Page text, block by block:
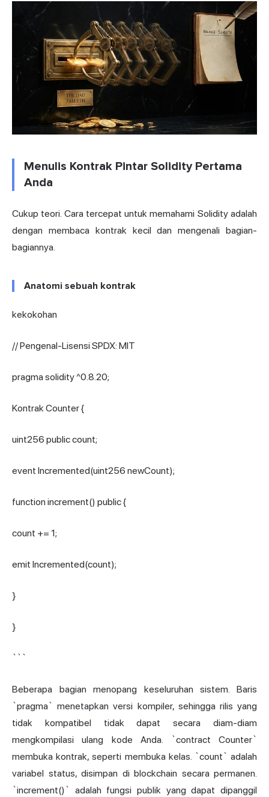
Menulis Kontrak Pintar Solidity Pertama
Anda
Cukup teori. Cara tercepat untuk memahami Solidity adalah
dengan membaca kontrak kecil dan mengenali bagian-
bagiannya.
Anatomi sebuah kontrak
kekokohan
// Pengenal-Lisensi SPDX: MIT
pragma solidity ^0.8.20;
Kontrak Counter {
uint256 public count;
event Incremented(uint256 newCount);
function increment() public {
count += 1;
emit Incremented(count);
}
}
```
Beberapa bagian menopang keseluruhan sistem. Baris
`pragma` menetapkan versi kompiler, sehingga rilis yang
tidak kompatibel tidak dapat secara diam-diam
mengkompilasi ulang kode Anda. `contract Counter`
membuka kontrak, seperti membuka kelas. `count` adalah
variabel status, disimpan di blockchain secara permanen.
`increment()` adalah fungsi publik yang dapat dipanggil